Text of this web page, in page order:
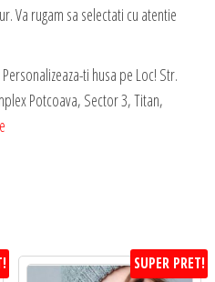
Va rugam sa selectati cu atentie
ti husa pe Loc! Str.
Potcoava, Sector 3, Titan,
SUPER PRET!